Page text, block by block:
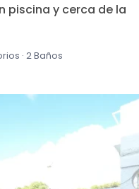
piscina y cerca de la
· 2 Baños